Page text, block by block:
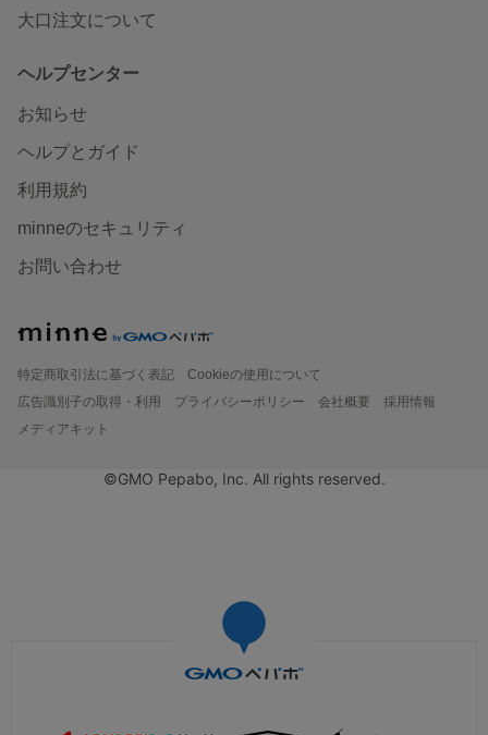
大口注文について
ヘルプセンター
お知らせ
ヘルプとガイド
利用規約
minneのセキュリティ
お問い合わせ
特定商取引法に基づく表記
Cookieの使用について
広告識別子の取得・利用
プライバシーポリシー 会社概要
採用情報
メディアキット
©GMO Pepabo, Inc. All rights reserved.